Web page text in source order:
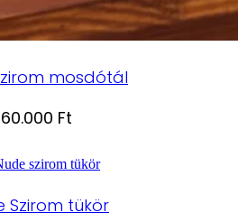
mosdótál
60.000 Ft
Szirom tükör